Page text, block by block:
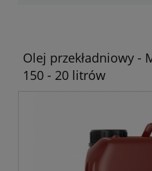
Olej przekładniowy -
150 - 20 litrów